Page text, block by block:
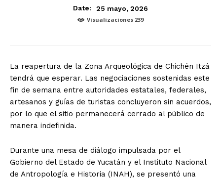
Date:
25 mayo, 2026
Visualizaciones 239
La reapertura de la Zona Arqueológica de Chichén Itzá
tendrá que esperar. Las negociaciones sostenidas este
fin de semana entre autoridades estatales, federales,
artesanos y guías de turistas concluyeron sin acuerdos,
por lo que el sitio permanecerá cerrado al público de
manera indefinida.
Durante una mesa de diálogo impulsada por el
Gobierno del Estado de Yucatán y el Instituto Nacional
de Antropología e Historia (INAH), se presentó una